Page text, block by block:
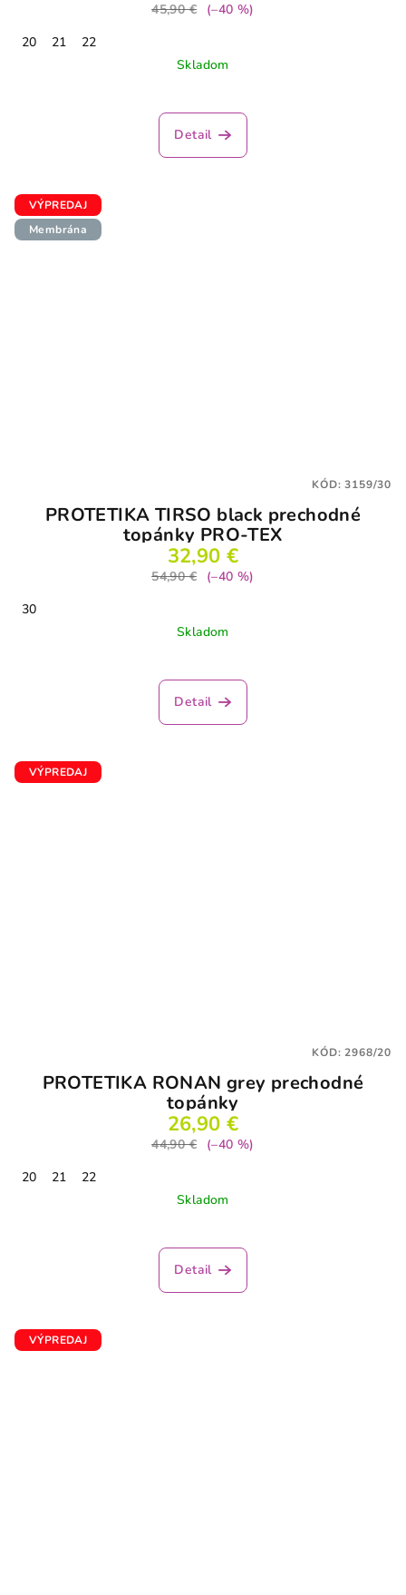
45,90 €
(–40 %)
20
21
22
Skladom
Detail
VÝPREDAJ
Membrána
PROTETIKA TIRSO black prechodné
topánky PRO-TEX
32,90 €
54,90 €
(–40 %)
30
Skladom
Detail
KÓD:3159/30
VÝPREDAJ
PROTETIKA RONAN grey prechodné
topánky
26,90 €
44,90 €
(–40 %)
20
21
22
Skladom
Detail
KÓD:2968/20
VÝPREDAJ